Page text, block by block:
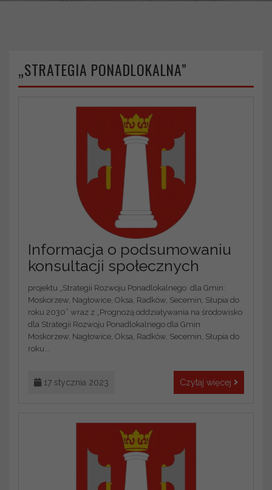
„STRATEGIA PONADLOKALNA”
Informacja o podsumowaniu
konsultacji społecznych
projektu „Strategii Rozwoju Ponadlokalnego dla Gmin:
Moskorzew, Nagłowice, Oksa, Radków, Secemin, Słupia do
roku 2030” wraz z „Prognozą oddziaływania na środowisko
dla Strategii Rozwoju Ponadlokalnego dla Gmin
Moskorzew, Nagłowice, Oksa, Radków, Secemin, Słupia do
roku...
17 stycznia 2023 Czytaj więcej